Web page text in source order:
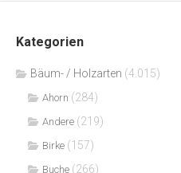
Kategorien
Bäum- / Holzarten (4.015)
Ahorn (284)
Andere (219)
Birke (157)
Buche (266)